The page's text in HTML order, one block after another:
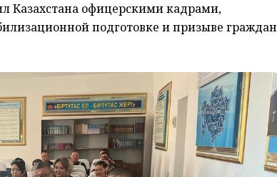
Казахстана офицерскими кадрами,
подготовке и призыве граждан